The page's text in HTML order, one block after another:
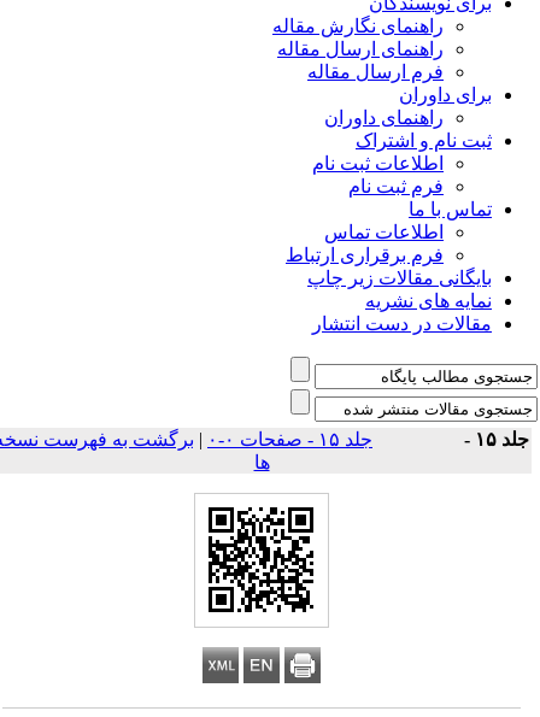
راهنمای نگارش مقاله
راهنمای ارسال مقاله
فرم ارسال مقاله
برای داوران
راهنمای داوران
ثبت نام و اشتراک
اطلاعات ثبت نام
فرم ثبت نام
تماس با ما
اطلاعات تماس
فرم برقراری ارتباط
بایگانی مقالات زیر چاپ
نمایه های نشریه
مقالات در دست انتشار
۱۵ - جلد ۱۵ - صفحات ۰-۰ | برگشت به فهرست نسخه
ها